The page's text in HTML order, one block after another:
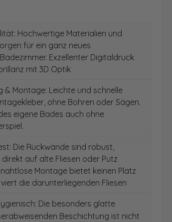
Hochwertige Materialien und
für ein ganz neues
Exzellenter Digitaldruck
mit 3D Optik
& Montage: Leichte und schnelle
ohne Bohren oder Sägen.
eigene Bades auch ohne
Die Rückwände sind robust,
auf alte Fliesen oder Putz
Montage bietet keinen Platz
die darunterliegenden Fliesen
Die besonders glatte
Beschichtung ist nicht